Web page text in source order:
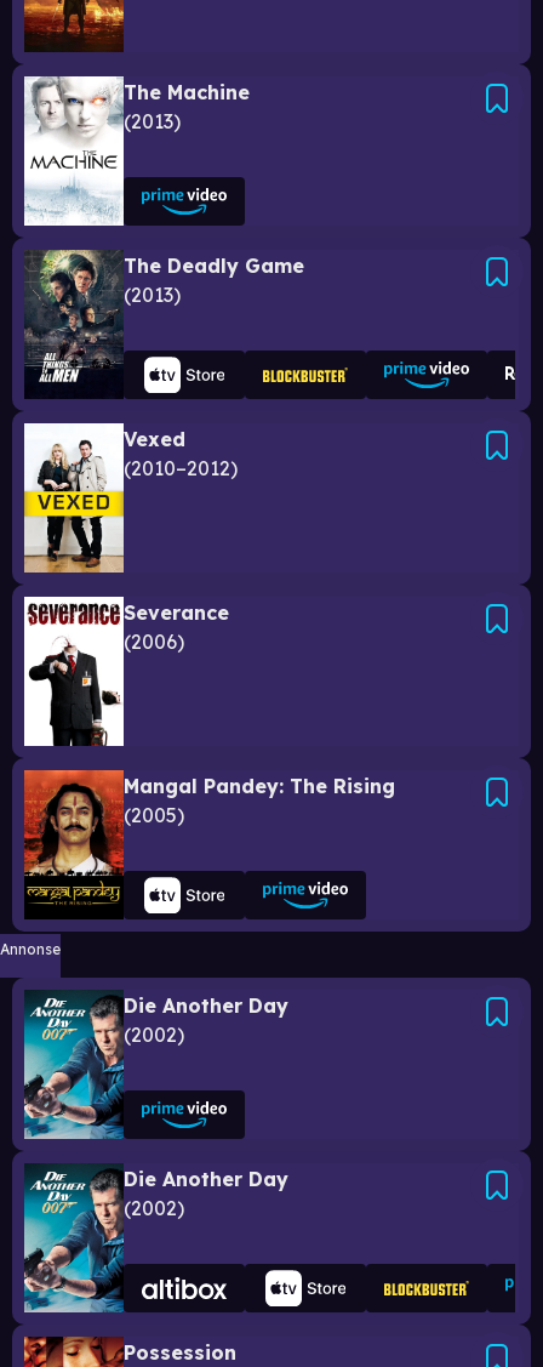
The Machine
2013
The Deadly Game
2013
Vexed
2010–2012
Severance
2006
Mangal Pandey: The Rising
2005
Annonse
Die Another Day
2002
Die Another Day
2002
Possession